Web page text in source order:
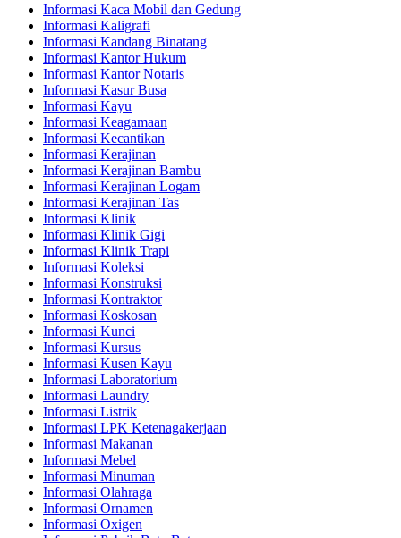
Informasi Kaca Mobil dan Gedung
Informasi Kaligrafi
Informasi Kandang Binatang
Informasi Kantor Hukum
Informasi Kantor Notaris
Informasi Kasur Busa
Informasi Kayu
Informasi Keagamaan
Informasi Kecantikan
Informasi Kerajinan
Informasi Kerajinan Bambu
Informasi Kerajinan Logam
Informasi Kerajinan Tas
Informasi Klinik
Informasi Klinik Gigi
Informasi Klinik Trapi
Informasi Koleksi
Informasi Konstruksi
Informasi Kontraktor
Informasi Koskosan
Informasi Kunci
Informasi Kursus
Informasi Kusen Kayu
Informasi Laboratorium
Informasi Laundry
Informasi Listrik
Informasi LPK Ketenagakerjaan
Informasi Makanan
Informasi Mebel
Informasi Minuman
Informasi Olahraga
Informasi Ornamen
Informasi Oxigen